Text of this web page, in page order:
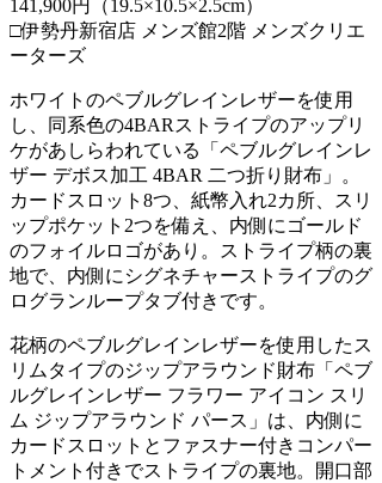
141,900円（19.5×10.5×2.5cm）
□伊勢丹新宿店 メンズ館2階 メンズクリエ
ーターズ
ホワイトのペブルグレインレザーを使用
し、同系色の4BARストライプのアップリ
ケがあしらわれている「ペブルグレインレ
ザー デボス加工 4BAR 二つ折り財布」。
カードスロット8つ、紙幣入れ2カ所、スリ
ップポケット2つを備え、内側にゴールド
のフォイルロゴがあり。ストライプ柄の裏
地で、内側にシグネチャーストライプのグ
ログランループタブ付きです。
花柄のペブルグレインレザーを使用したス
リムタイプのジップアラウンド財布「ペブ
ルグレインレザー フラワー アイコン スリ
ム ジップアラウンド パース」は、内側に
カードスロットとファスナー付きコンパー
トメント付きでストライプの裏地。開口部